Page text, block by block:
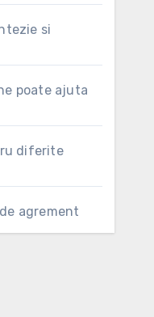
si
poate ajuta
diferite
agrement